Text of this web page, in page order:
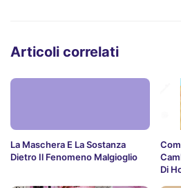
Articoli correlati
La Maschera E La Sostanza
Dietro Il Fenomeno Malgioglio
Di